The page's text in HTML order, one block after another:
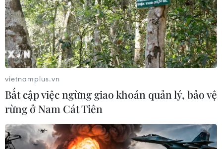
vietnamplus.vn
Bất cập việc ngừng giao khoán quản lý, bảo vệ
rừng ở Nam Cát Tiên